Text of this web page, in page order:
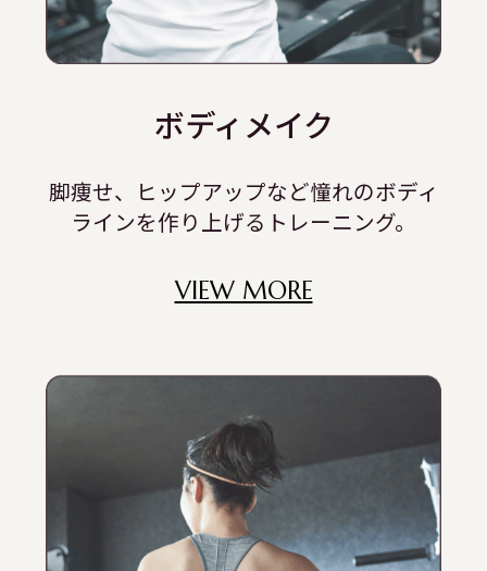
ボディメイク
脚痩せ、ヒップアップなど憧れのボディ
ラインを作り上げるトレーニング。
VIEW MORE